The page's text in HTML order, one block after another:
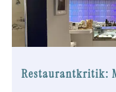
Restaurantkritik: